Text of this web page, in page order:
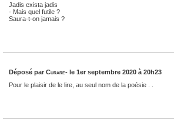
Jadis exista jadis
- Mais quel futile ?
Saura-t-on jamais ?
Déposé par Curare- le 1er septembre 2020 à 20h23
Pour le plaisir de le lire, au seul nom de la poésie . .